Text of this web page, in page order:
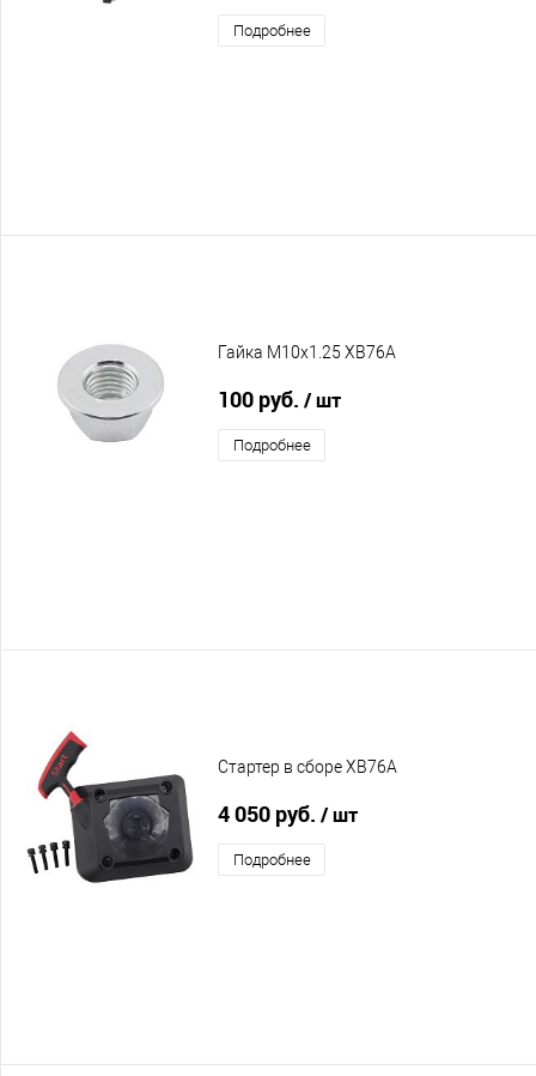
Подробнее
Гайка M10x1.25 XB76A
100 руб. / шт
Подробнее
Стартер в сборе XB76A
4 050 руб. / шт
Подробнее